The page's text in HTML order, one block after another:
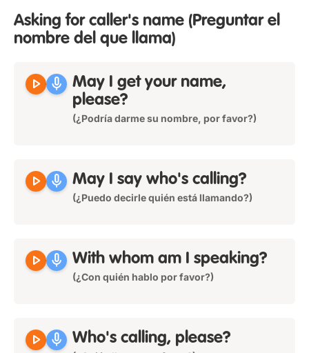
Asking for caller's name (Preguntar el
nombre del que llama)
play_arrow mic May I get your name,
please?
(¿Podría darme su nombre, por favor?)
play_arrow mic May I say who's calling?
(¿Puedo decirle quién está llamando?)
play_arrow mic With whom am I speaking?
(¿Con quién hablo por favor?)
play_arrow mic Who's calling, please?